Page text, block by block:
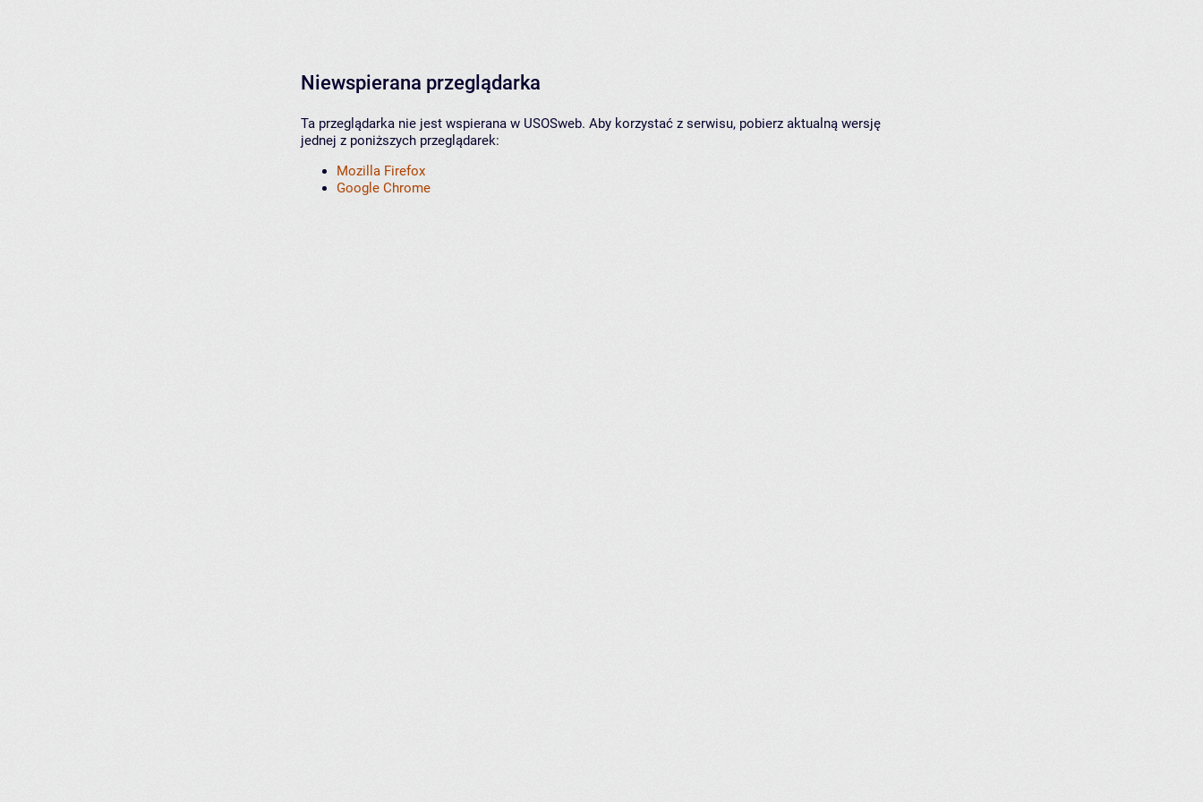
Niewspierana przeglądarka
Ta przeglądarka nie jest wspierana w USOSweb. Aby korzystać z serwisu, pobierz aktualną wersję
jednej z poniższych przeglądarek:
Mozilla Firefox
Google Chrome